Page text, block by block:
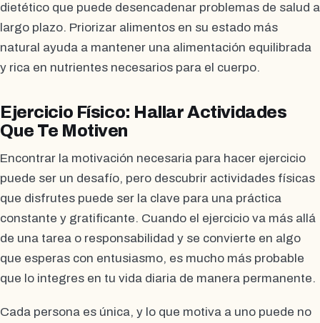
dietético que puede desencadenar problemas de salud a
largo plazo. Priorizar alimentos en su estado más
natural ayuda a mantener una alimentación equilibrada
y rica en nutrientes necesarios para el cuerpo.
Ejercicio Físico: Hallar Actividades
Que Te Motiven
Encontrar la motivación necesaria para hacer ejercicio
puede ser un desafío, pero descubrir actividades físicas
que disfrutes puede ser la clave para una práctica
constante y gratificante. Cuando el ejercicio va más allá
de una tarea o responsabilidad y se convierte en algo
que esperas con entusiasmo, es mucho más probable
que lo integres en tu vida diaria de manera permanente.
Cada persona es única, y lo que motiva a uno puede no